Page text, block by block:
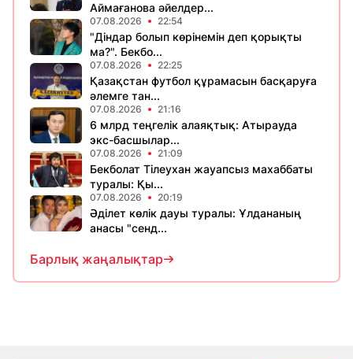
Аймағанова әйелдер...
07.08.2026 22:54
"Діндар болып көрінемін деп қорықты
ма?". Бекбо...
07.08.2026 22:25
Қазақстан футбол құрамасын басқаруға
әлемге тан...
07.08.2026 21:16
6 млрд теңгелік алаяқтық: Атырауда
экс-басшылар...
07.08.2026 21:09
Бекболат Тілеухан жауапсыз махаббаты
туралы: Қы...
07.08.2026 20:19
Әділет көлік дауы туралы: Ұлдананың
анасы "сенд...
Барлық жаңалықтар